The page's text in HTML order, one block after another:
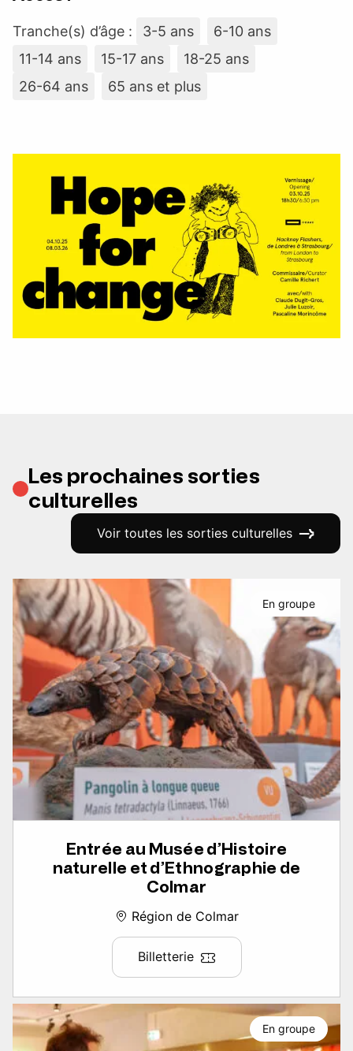
Tranche(s) d’âge : 3-5 ans
6-10 ans
11-14 ans
15-17 ans
18-25 ans
26-64 ans
65 ans et plus
Les prochaines sorties
culturelles
Voir toutes les sorties culturelles
Entrée au Musée d’Histoire
naturelle et d’Ethnographie de
Colmar
Région de Colmar
Billetterie
En groupe
En groupe